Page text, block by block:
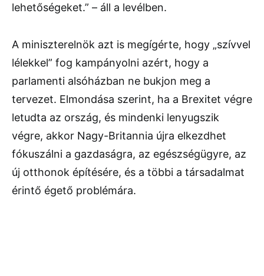
lehetőségeket.” – áll a levélben.
A miniszterelnök azt is megígérte, hogy „szívvel
lélekkel” fog kampányolni azért, hogy a
parlamenti alsóházban ne bukjon meg a
tervezet. Elmondása szerint, ha a Brexitet végre
letudta az ország, és mindenki lenyugszik
végre, akkor Nagy-Britannia újra elkezdhet
fókuszálni a gazdaságra, az egészségügyre, az
új otthonok építésére, és a többi a társadalmat
érintő égető problémára.